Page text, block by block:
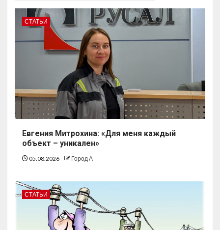
СТАТЬИ
Евгения Митрохина: «Для меня каждый
объект – уникален»
05.08.2026 Город А
СТАТЬИ